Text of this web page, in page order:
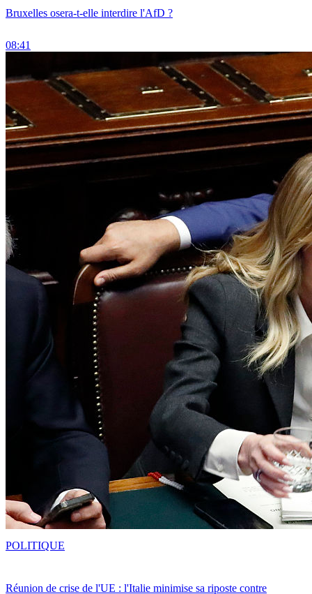
Bruxelles osera-t-elle interdire l'AfD ?
08:41
Réunion de crise de l'UE : l'Italie minimise sa riposte contre
POLITIQUE